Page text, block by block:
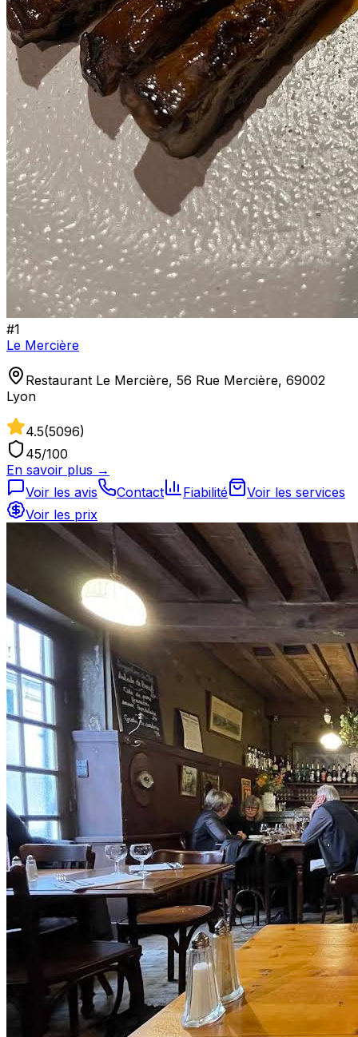
#1
Le Mercière
Restaurant Le Mercière, 56 Rue Mercière, 69002
Lyon
4.5(5096)
45/100
En savoir plus →
Voir les avis
Contact Fiabilité
Voir les services
Voir les prix